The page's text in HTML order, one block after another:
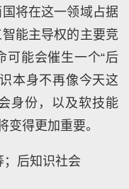
将在这一领域占据
能主导权的主要竞
可能会催生一个“后
本身不再像今天这
身份，以及软技能
变得更加重要。
；后知识社会